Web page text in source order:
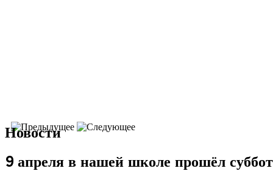
Новости
9 апреля в нашей школе прошёл